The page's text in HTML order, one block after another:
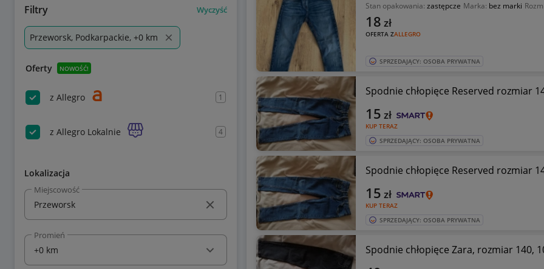
Filtry Wyczyść
Przeworsk, Podkarpackie, +0 km
Oferty NOWOŚĆ!
z Allegro 1
z Allegro Lokalnie 4
Lokalizacja
Miejscowość
Promień
Stan opakowania: zastępcze Marka: bez marki
OFERTA ZALLEGRO
18 zł
SPRZEDAJĄCY: OSOBA PRYWATNA
Spodnie chłopięce Reserved rozmiar
KUP TERAZ
15 zł
SPRZEDAJĄCY: OSOBA PRYWATNA
Spodnie chłopięce Reserved rozmiar
KUP TERAZ
15 zł
SPRZEDAJĄCY: OSOBA PRYWATNA
Spodnie chłopięce Zara, rozmiar 140,